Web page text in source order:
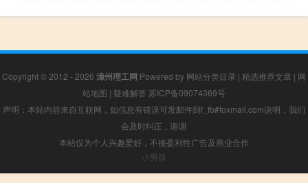
Copyright © 2012 - 2026 漳州理工网 Powered by 网站分类目录 | 精选推荐文章 | 网
站地图 | 疑难解答 苏ICP备09074369号
声明：本站内容来自互联网，如信息有错误可发邮件到f_fb#foxmail.com说明，我们
会及时纠正，谢谢
本站仅为个人兴趣爱好，不接盈利性广告及商业合作
小男孩